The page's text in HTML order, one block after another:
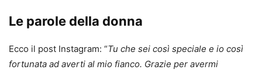
Le parole della donna
Ecco il post Instagram: “Tu che sei così speciale e io così
fortunata ad averti al mio fianco. Grazie per avermi